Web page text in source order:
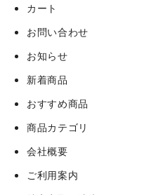
【ハピネス☆ヒジオカ】×【
ッズ
ゴルフグッズ一覧
カート
お問い合わせ
お知らせ
新着商品
おすすめ商品
商品カテゴリ
会社概要
ご利用案内